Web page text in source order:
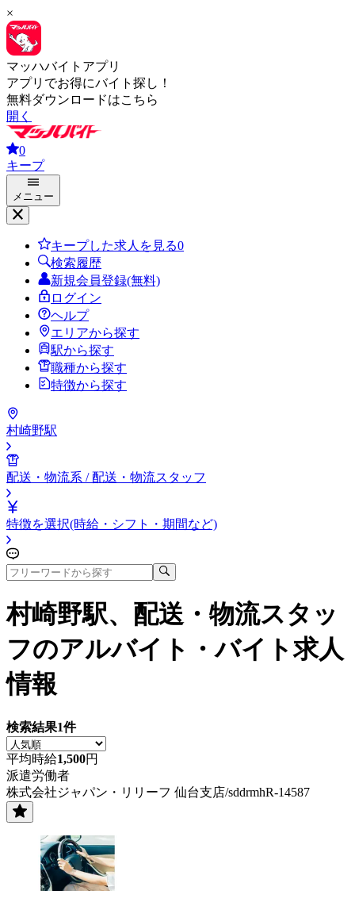
×
マッハバイトアプリ
アプリでお得にバイト探し！
無料ダウンロードはこちら
開く
0
キープ
メニュー
キープした求人を見る0
検索履歴
新規会員登録(無料)
ログイン
ヘルプ
エリアから探す
駅から探す
職種から探す
特徴から探す
村崎野駅
配送・物流系 / 配送・物流スタッフ
特徴を選択(時給・シフト・期間など)
村崎野駅、配送・物流スタッ
フのアルバイト・バイト求人
情報
検索結果1件
平均時給1,500円
派遣労働者
株式会社ジャパン・リリーフ 仙台支店/sddrmhR-14587